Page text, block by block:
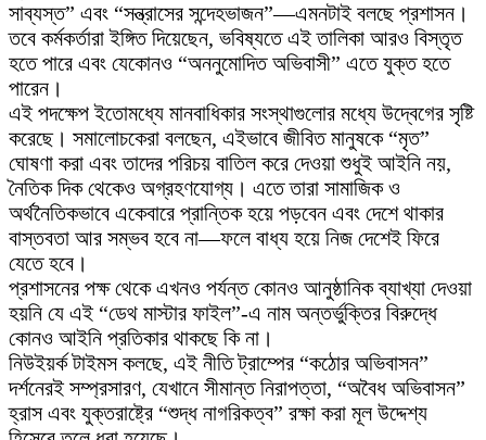
সাব্যস্ত” এবং “সন্ত্রাসের সন্দেহভাজন”—এমনটাই বলছে প্রশাসন।
তবে কর্মকর্তারা ইঙ্গিত দিয়েছেন, ভবিষ্যতে এই তালিকা আরও বিস্তৃত
হতে পারে এবং যেকোনও “অননুমোদিত অভিবাসী” এতে যুক্ত হতে
পারেন।
এই পদক্ষেপ ইতোমধ্যে মানবাধিকার সংস্থাগুলোর মধ্যে উদ্বেগের সৃষ্টি
করেছে। সমালোচকেরা বলছেন, এইভাবে জীবিত মানুষকে “মৃত”
ঘোষণা করা এবং তাদের পরিচয় বাতিল করে দেওয়া শুধুই আইনি নয়,
নৈতিক দিক থেকেও অগ্রহণযোগ্য। এতে তারা সামাজিক ও
অর্থনৈতিকভাবে একেবারে প্রান্তিক হয়ে পড়বেন এবং দেশে থাকার
বাস্তবতা আর সম্ভব হবে না—ফলে বাধ্য হয়ে নিজ দেশেই ফিরে
যেতে হবে।
প্রশাসনের পক্ষ থেকে এখনও পর্যন্ত কোনও আনুষ্ঠানিক ব্যাখ্যা দেওয়া
হয়নি যে এই “ডেথ মাস্টার ফাইল”-এ নাম অন্তর্ভুক্তির বিরুদ্ধে
কোনও আইনি প্রতিকার থাকছে কি না।
নিউইয়র্ক টাইমস কলছে, এই নীতি ট্রাম্পের “কঠোর অভিবাসন”
দর্শনেরই সম্প্রসারণ, যেখানে সীমান্ত নিরাপত্তা, “অবৈধ অভিবাসন”
হ্রাস এবং যুক্তরাষ্ট্রে “শুদ্ধ নাগরিকত্ব” রক্ষা করা মূল উদ্দেশ্য